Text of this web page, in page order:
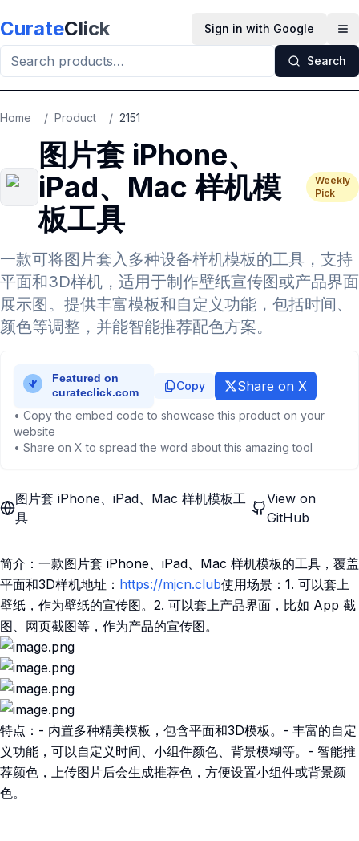
CurateClick Sign in with Google
Search
Home / Product / 2151
图片套 iPhone、
iPad、Mac 样机模
板工具
Weekly
Pick
一款可将图片套入多种设备样机模板的工具，支持
平面和3D样机，适用于制作壁纸宣传图或产品界面
展示图。提供丰富模板和自定义功能，包括时间、
颜色等调整，并能智能推荐配色方案。
Copy Share on X
• Copy the embed code to showcase this product on your
website
• Share on X to spread the word about this amazing tool
图片套 iPhone、iPad、Mac 样机模板工
具
View on
GitHub
简介：一款图片套 iPhone、iPad、Mac 样机模板的工具，覆盖
平面和3D样机地址： https://mjcn.club使用场景：1. 可以套上
壁纸，作为壁纸的宣传图。2. 可以套上产品界面，比如 App 截
图、网页截图等，作为产品的宣传图。
特点：- 内置多种精美模板，包含平面和3D模板。- 丰富的自定
义功能，可以自定义时间、小组件颜色、背景模糊等。- 智能推
荐颜色，上传图片后会生成推荐色，方便设置小组件或背景颜
色。